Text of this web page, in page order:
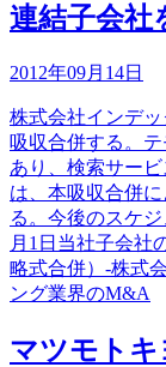
連結子会社
2012年09月14日
株式会社インデ
吸収合併する。
あり、検索サー
は、本吸収合併
る。今後のスケ
月1日当社子会社
略式合併）-株式
ング業界のM&A
マツモトキ